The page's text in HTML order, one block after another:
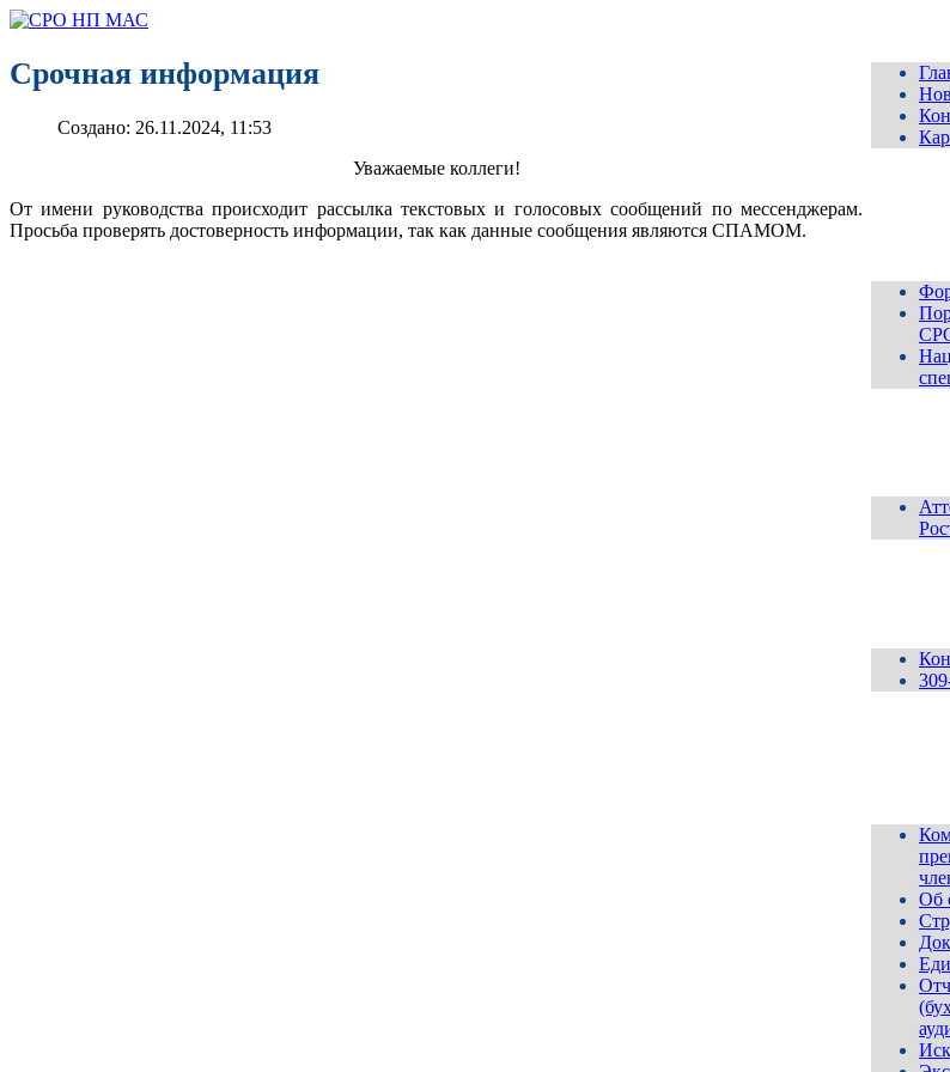
Срочная информация
Создано: 26.11.2024, 11:53
Уважаемые коллеги!
От имени руководства происходит рассылка текстовых и голосовых сообщений по мессенджерам.
Просьба проверять достоверность информации, так как данные сообщения являются СПАМОМ.
Об